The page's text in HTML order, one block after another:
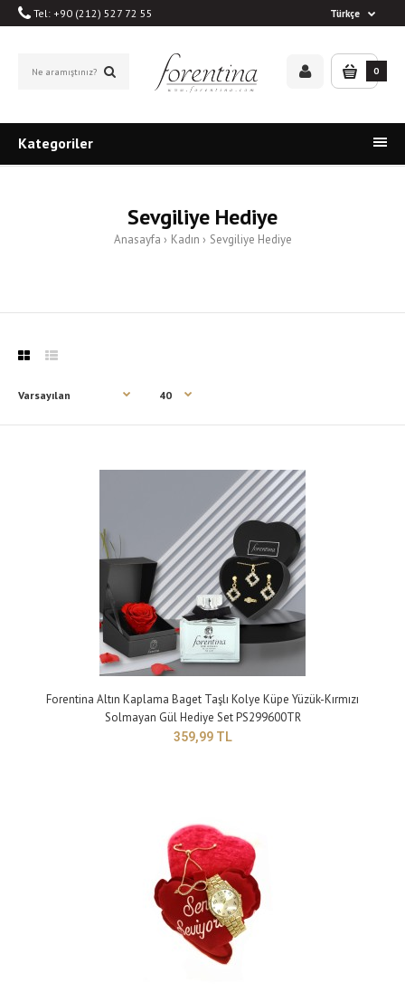
Tel: +90 (212) 527 72 55 Türkçe
0
Kategoriler
Sevgiliye Hediye
Anasayfa Kadın Sevgiliye Hediye
Forentina Altın Kaplama Baget Taşlı Kolye Küpe Yüzük-Kırmızı Solmayan
Gül Hediye Set PS299600TR
Gerçek canlı gül kafalarının itina ile seçilip özel mumyalama yöntemi ile
bozulmayacak ve solmayacak..
Forentina Altın Kaplama Baget Taşlı Kolye Küpe Yüzük-Kırmızı
Solmayan Gül Hediye Set PS299600TR
359,99 TL